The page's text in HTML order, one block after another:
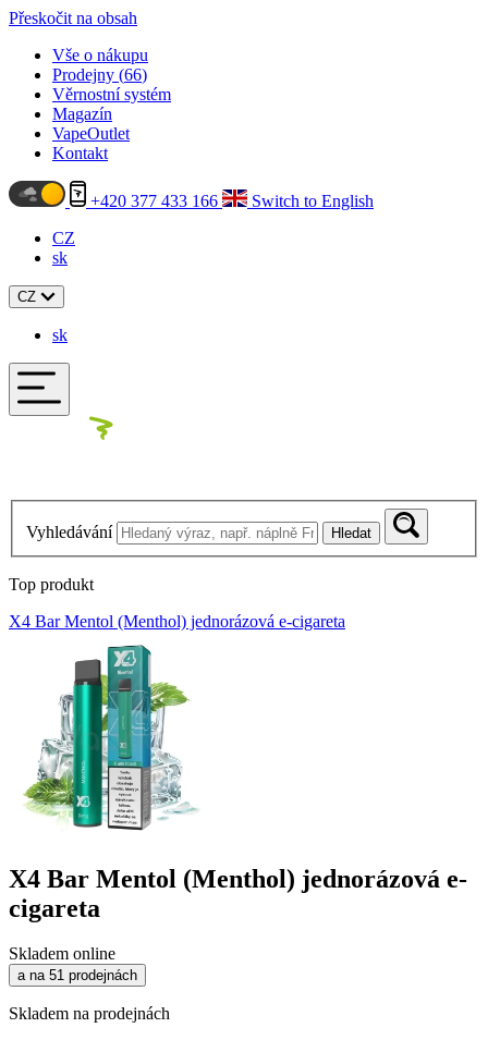
Přeskočit na obsah
Vše o nákupu
Prodejny (66)
Věrnostní systém
Magazín
VapeOutlet
Kontakt
+420 377 433 166
Switch to English
CZ
sk
CZ
sk
Vyhledávání Hledat
Top produkt
X4 Bar Mentol (Menthol) jednorázová e-cigareta
X4 Bar Mentol (Menthol) jednorázová e-
cigareta
Skladem online
a na 51 prodejnách
Skladem na prodejnách